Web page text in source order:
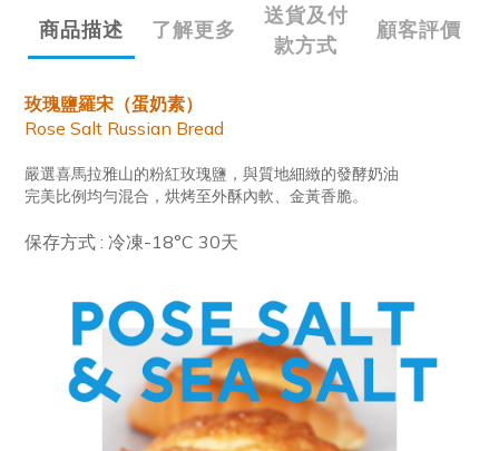
商品描述 了解更多
送貨及付
款方式
顧客評價
玫瑰鹽羅宋（蛋奶素）
Rose Salt Russian Bread
嚴選喜馬拉雅山的粉紅玫瑰鹽，與質地細緻的發酵奶油
完美比例均勻混合，烘烤至外酥內軟、金黃香脆。
保存方式 : 冷凍-18°C 30天